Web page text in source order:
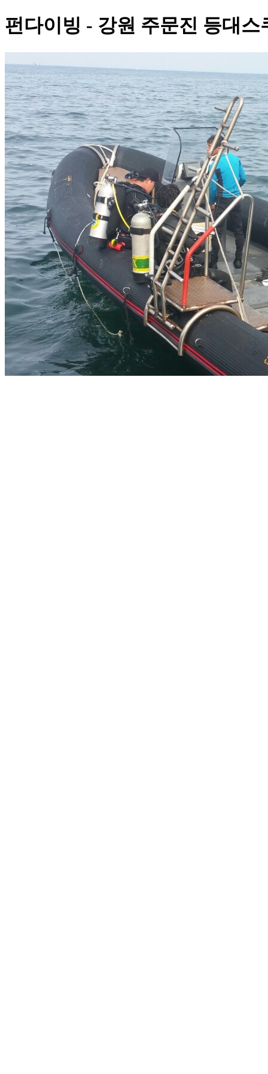
펀다이빙 - 강원 주문진 등대스